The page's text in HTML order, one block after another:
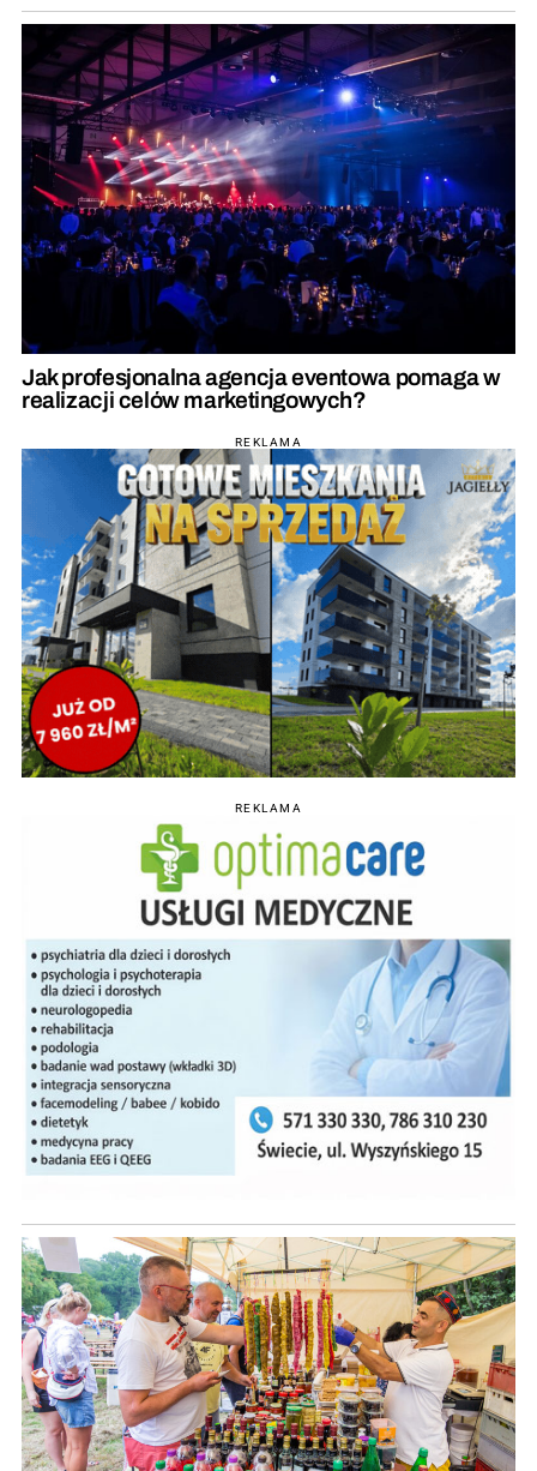
Jak profesjonalna agencja eventowa pomaga w
realizacji celów marketingowych?
REKLAMA
REKLAMA